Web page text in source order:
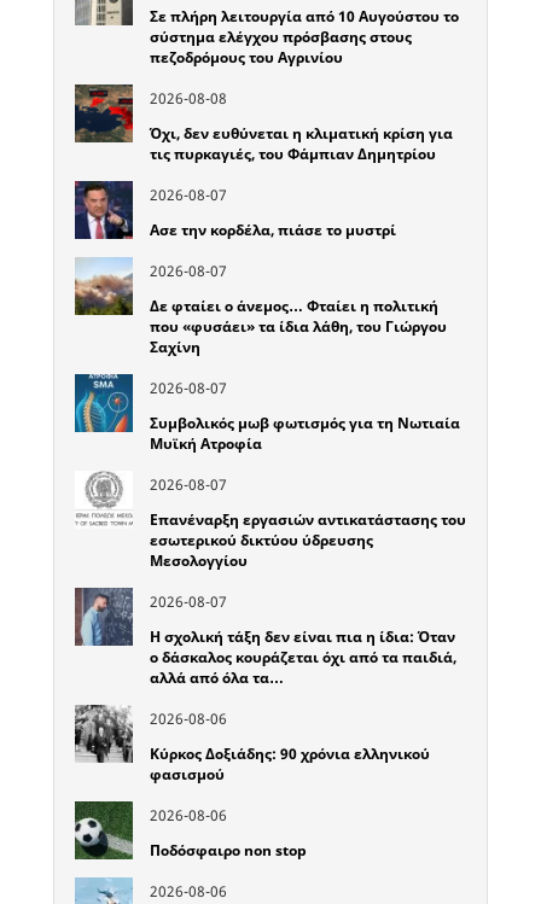
Σε πλήρη λειτουργία από 10 Αυγούστου το
σύστημα ελέγχου πρόσβασης στους
πεζοδρόμους του Αγρινίου
2026-08-08
Όχι, δεν ευθύνεται η κλιματική κρίση για
τις πυρκαγιές, του Φάμπιαν Δημητρίου
2026-08-07
Ασε την κορδέλα, πιάσε το μυστρί
2026-08-07
Δε φταίει ο άνεμος… Φταίει η πολιτική
που «φυσάει» τα ίδια λάθη, του Γιώργου
Σαχίνη
2026-08-07
Συμβολικός μωβ φωτισμός για τη Νωτιαία
Μυϊκή Ατροφία
2026-08-07
Επανέναρξη εργασιών αντικατάστασης του
εσωτερικού δικτύου ύδρευσης
Μεσολογγίου
2026-08-07
Η σχολική τάξη δεν είναι πια η ίδια: Όταν
ο δάσκαλος κουράζεται όχι από τα παιδιά,
αλλά από όλα τα…
2026-08-06
Κύρκος Δοξιάδης: 90 χρόνια ελληνικού
φασισμού
2026-08-06
Ποδόσφαιρο non stop
2026-08-06